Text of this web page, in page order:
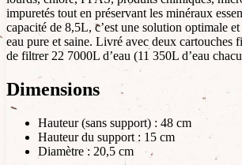
impuretés tout en préservant les minéraux
capacité de 8,5L, c’est une solution optimale
eau pure et saine. Livré avec deux cartouches
de filtrer 22 7000L d’eau (11 350L d’eau
Dimensions
Hauteur (sans support) : 48 cm
Hauteur du support : 15 cm
Diamètre : 20,5 cm